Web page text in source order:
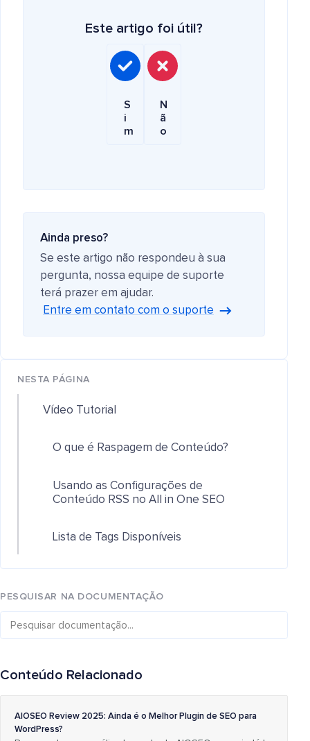
Este artigo foi útil?
S
i
m
N
ã
o
Ainda preso?
Se este artigo não respondeu à sua
pergunta, nossa equipe de suporte
terá prazer em ajudar.
Entre em contato com o suporte
NESTA PÁGINA
Vídeo Tutorial
O que é Raspagem de Conteúdo?
Usando as Configurações de
Conteúdo RSS no All in One SEO
Lista de Tags Disponíveis
PESQUISAR NA DOCUMENTAÇÃO
Conteúdo Relacionado
AIOSEO Review 2025: Ainda é o Melhor Plugin de SEO para
WordPress?